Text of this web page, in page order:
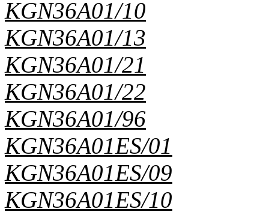
KGN36A01/10
KGN36A01/13
KGN36A01/21
KGN36A01/22
KGN36A01/96
KGN36A01ES/01
KGN36A01ES/09
KGN36A01ES/10